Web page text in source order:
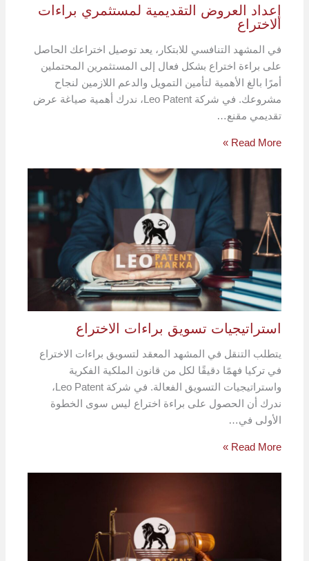
إعداد العروض التقديمية لمستثمري براءات
الاختراع
في المشهد التنافسي للابتكار، يعد توصيل اختراعك ​​الحاصل
على براءة اختراع بشكل فعال إلى المستثمرين المحتملين
أمرًا بالغ الأهمية لتأمين التمويل والدعم اللازمين لنجاح
مشروعك. في شركة Leo Patent، ندرك أهمية صياغة عرض
تقديمي مقنع…
Read More »
استراتيجيات تسويق براءات الاختراع
يتطلب التنقل في المشهد المعقد لتسويق براءات الاختراع
في تركيا فهمًا دقيقًا لكل من قانون الملكية الفكرية
واستراتيجيات التسويق الفعالة. في شركة Leo Patent،
ندرك أن الحصول على براءة اختراع ليس سوى الخطوة
الأولى في…
Read More »